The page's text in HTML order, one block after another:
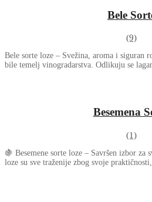
Bele
(9)
Bele sorte loze – Svežina, aroma i siguran
bile temelj vinogradarstva. Odlikuju se
Besemena
(1)
🍇 Besemene sorte loze – Savršen izbor za
loze su sve traženije zbog svoje